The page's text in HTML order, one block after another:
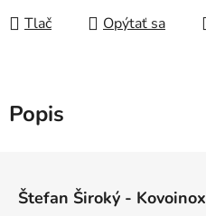
Tlač Opýtať sa
Popis
Štefan Široký - Kovoinox